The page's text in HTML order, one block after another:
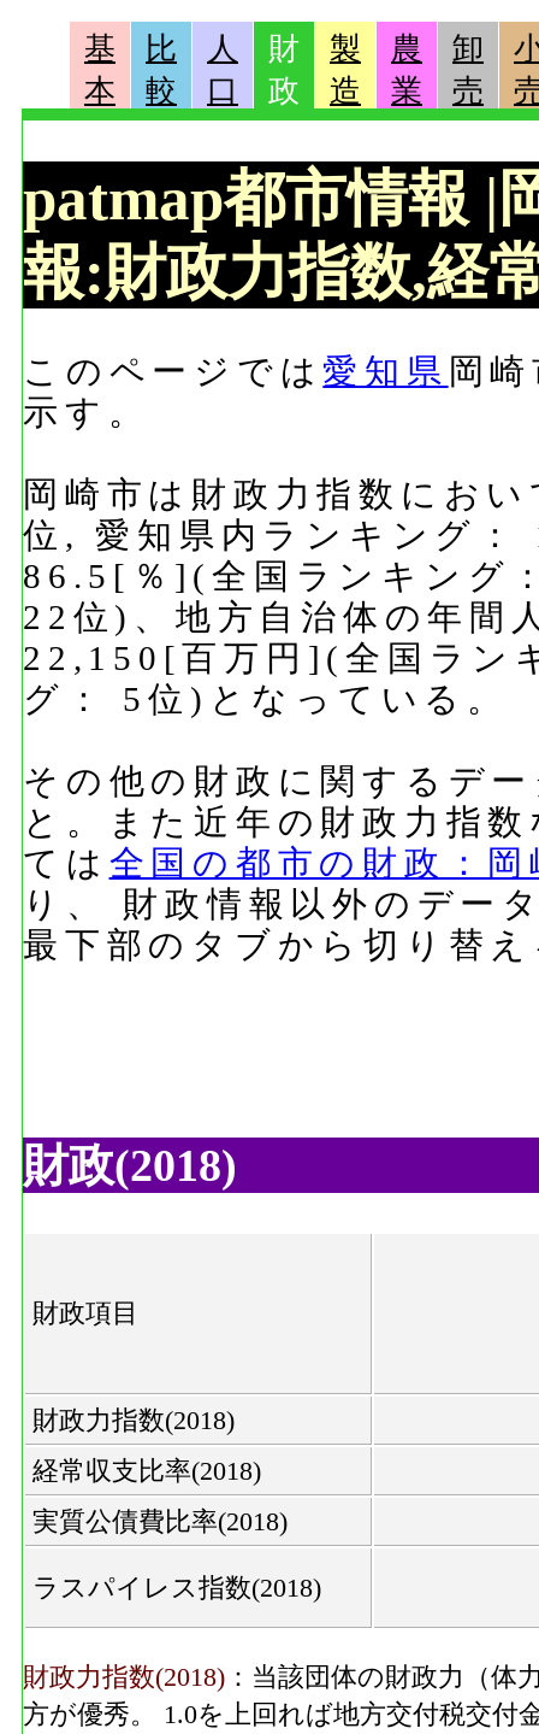
基
本
比
較
人
口
財
政
製
造
農
業
卸
売
patmap都市情報 |
報:財政力指数,経
このページでは 愛知県 岡
示す。
岡崎市は財政力指数にお
位, 愛知県内ランキング：
86.5[％](全国ランキング
22位)、地方自治体の年間
22,150[百万円](全国ラン
グ： 5位)となっている。
その他の財政に関するデ
と。また近年の財政力指
ては 全国の都市の財政：
り、 財政情報以外のデー
最下部のタブから切り替
財政(2018)
財政項目
財政力指数(2018)
経常収支比率(2018)
実質公債費比率(2018)
ラスパイレス指数(2018)
財政力指数(2018) ：当該団体の財政力（体
方が優秀。 1.0を上回れば地方交付税交付